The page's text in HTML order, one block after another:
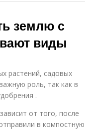
землю с
виды
растений, садовых
роль, так как в
.
от того, после
в компостную